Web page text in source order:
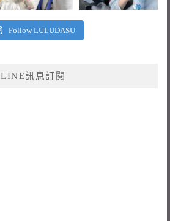
Follow LULUDASU
LINE訊息訂閱